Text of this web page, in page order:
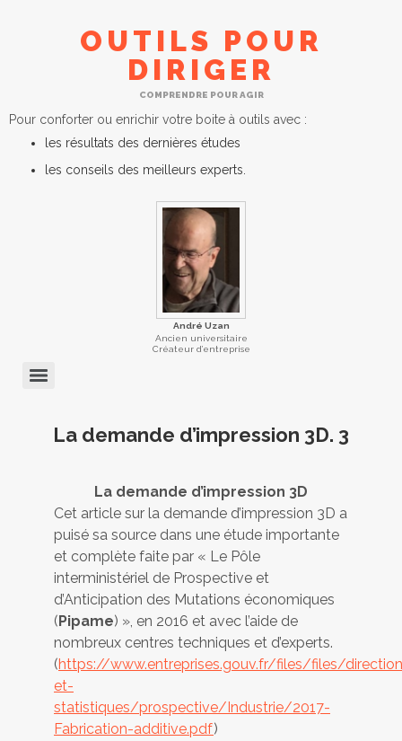
OUTILS POUR
DIRIGER
COMPRENDRE POUR AGIR
Pour conforter ou enrichir votre boite à outils avec :
les résultats des dernières études
les conseils des meilleurs experts.
André Uzan
Ancien universitaire
Créateur d’entreprise
La demande d’impression 3D. 3
La demande d’impression 3D
Cet article sur la demande d’impression 3D a
puisé sa source dans une étude importante
et complète faite par « Le Pôle
interministériel de Prospective et
d’Anticipation des Mutations économiques
(Pipame) », en 2016 et avec l’aide de
nombreux centres techniques et d’experts.
(https://www.entreprises.gouv.fr/files/files/
et-
statistiques/prospective/Industrie/2017-
Fabrication-additive.pdf)